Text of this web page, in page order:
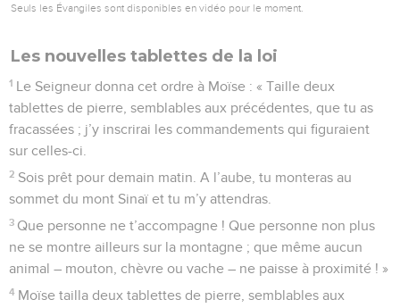
Seuls les Évangiles sont disponibles en vidéo pour le moment.
Les nouvelles tablettes de la loi
1 Le Seigneur donna cet ordre à Moïse : « Taille deux
tablettes de pierre, semblables aux précédentes, que tu as
fracassées ; j’y inscrirai les commandements qui figuraient
sur celles-ci.
2 Sois prêt pour demain matin. A l’aube, tu monteras au
sommet du mont Sinaï et tu m’y attendras.
3 Que personne ne t’accompagne ! Que personne non plus
ne se montre ailleurs sur la montagne ; que même aucun
animal – mouton, chèvre ou vache – ne paisse à proximité ! »
4 Moïse tailla deux tablettes de pierre, semblables aux